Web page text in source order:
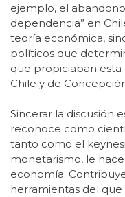
ejemplo, el
dependencia” en
teoría económica,
políticos que
que propiciaban esta
Chile y de
Sincerar la discusión
reconoce como
tanto como el
monetarismo, le
economía.
herramientas del